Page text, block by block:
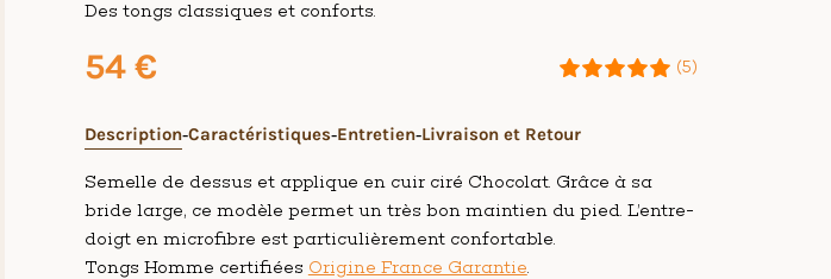
Des tongs classiques et conforts.
54€ (5)
Description Caractéristiques Entretien Livraison et Retour
Semelle de dessus et applique en cuir ciré Chocolat. Grâce à sa
bride large, ce modèle permet un très bon maintien du pied. L’entre-
doigt en microfibre est particulièrement confortable.
Tongs Homme certifiées Origine France Garantie.